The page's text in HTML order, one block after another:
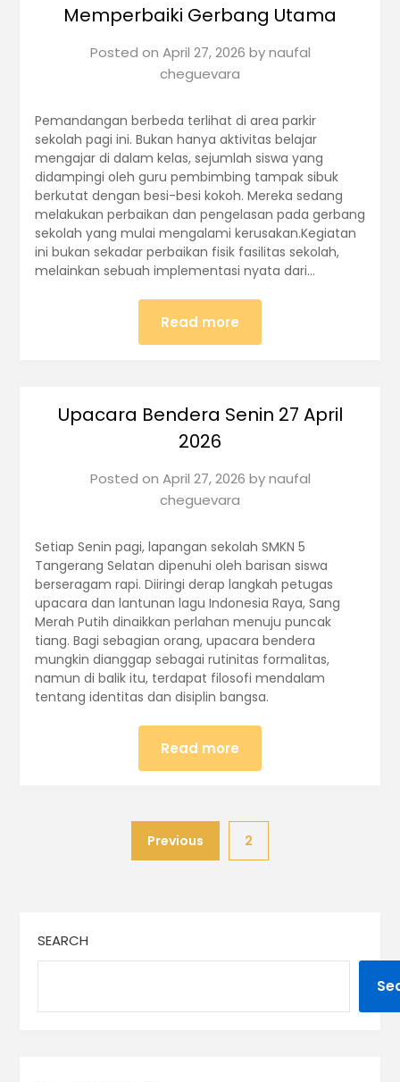
Memperbaiki Gerbang Utama
Posted on April 27, 2026 bynaufal
cheguevara
Pemandangan berbeda terlihat di area parkir
sekolah pagi ini. Bukan hanya aktivitas belajar
mengajar di dalam kelas, sejumlah siswa yang
didampingi oleh guru pembimbing tampak sibuk
berkutat dengan besi-besi kokoh. Mereka sedang
melakukan perbaikan dan pengelasan pada gerbang
sekolah yang mulai mengalami kerusakan.Kegiatan
ini bukan sekadar perbaikan fisik fasilitas sekolah,
melainkan sebuah implementasi nyata dari…
Read more
Upacara Bendera Senin 27 April
2026
Posted on April 27, 2026 bynaufal
cheguevara
Setiap Senin pagi, lapangan sekolah SMKN 5
Tangerang Selatan dipenuhi oleh barisan siswa
berseragam rapi. Diiringi derap langkah petugas
upacara dan lantunan lagu Indonesia Raya, Sang
Merah Putih dinaikkan perlahan menuju puncak
tiang. Bagi sebagian orang, upacara bendera
mungkin dianggap sebagai rutinitas formalitas,
namun di balik itu, terdapat filosofi mendalam
tentang identitas dan disiplin bangsa.
Read more
Previous 2
SEARCH